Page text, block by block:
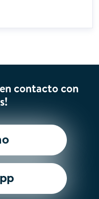
contacto con